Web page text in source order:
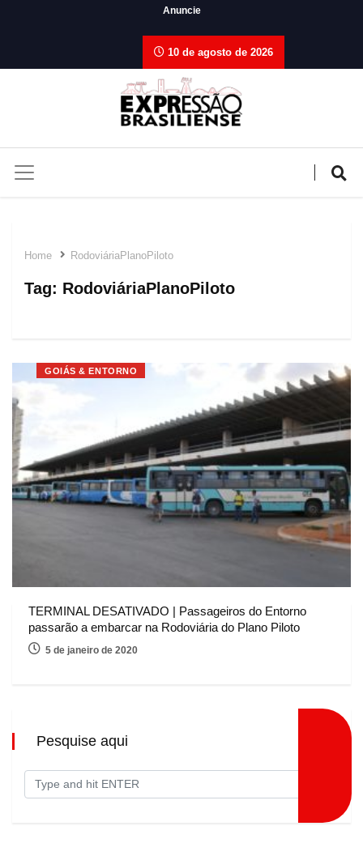
Anuncie
10 de agosto de 2026
Home RodoviáriaPlanoPiloto
Tag: RodoviáriaPlanoPiloto
GOIÁS & ENTORNO
TERMINAL DESATIVADO | Passageiros do Entorno
passarão a embarcar na Rodoviária do Plano Piloto
5 de janeiro de 2020
Pesquise aqui